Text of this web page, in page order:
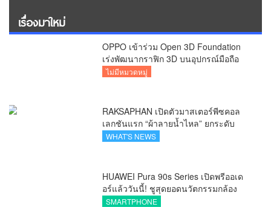
เรื่องมาใหม่
OPPO เข้าร่วม Open 3D Foundation
เร่งพัฒนากราฟิก 3D บนอุปกรณ์มือถือ
ไม่มีหมวดหมู่
RAKSAPHAN เปิดตัวมาสเตอร์พีซคอล
เลกชันแรก “ผ้าลายน้ำไหล” ยกระดับ
ภูมิปัญญาท้องถิ่นสู่งานศิลป์ระดับสากล
WHAT'S NEWS
HUAWEI Pura 90s Series เปิดพรีออเด
อร์แล้ววันนี้! ชูสุดยอดนวัตกรรมกล้อง
พร้อม AI อัจฉริยะและ 5G Advanced
SMARTPHONE